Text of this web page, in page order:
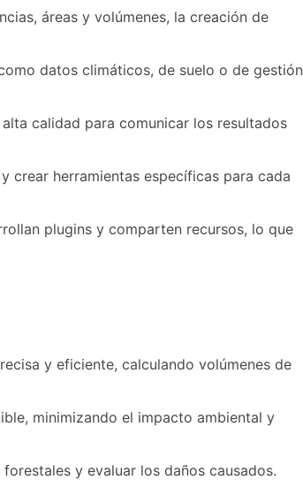
áreas y volúmenes, la creación de
datos climáticos, de suelo o de gestión
calidad para comunicar los resultados
crear herramientas específicas para cada
plugins y comparten recursos, lo que
y eficiente, calculando volúmenes de
minimizando el impacto ambiental y
y evaluar los daños causados.